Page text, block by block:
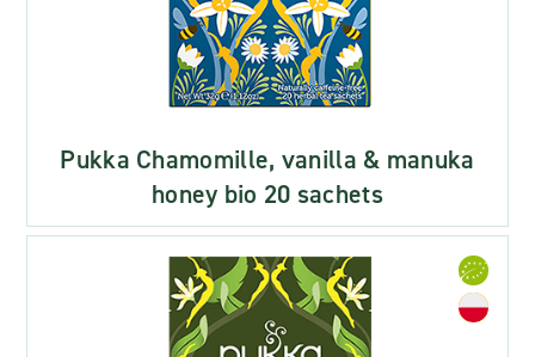
Pukka Chamomille, vanilla & manuka
honey bio 20 sachets